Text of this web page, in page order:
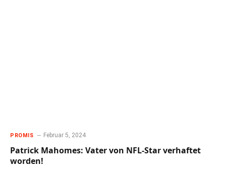
PROMIS Februar 5, 2024
Patrick Mahomes: Vater von NFL-Star verhaftet
worden!